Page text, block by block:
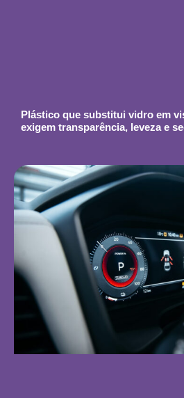
Plástico que substitui vidro em
exigem transparência, leveza e